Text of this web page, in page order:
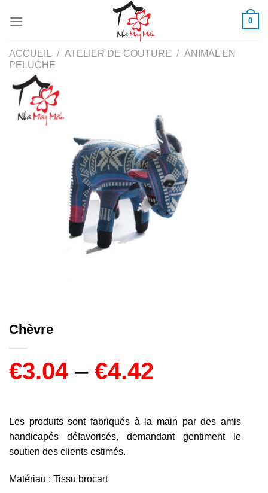
0
ACCUEIL / ATELIER DE COUTURE / ANIMAL EN
PELUCHE
Chèvre
€3.04 – €4.42
Les produits sont fabriqués à la main par des amis
handicapés défavorisés, demandant gentiment le
soutien des clients estimés.
Matériau : Tissu brocart